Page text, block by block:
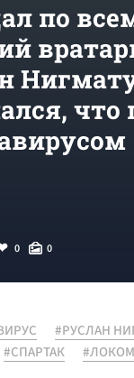
по
что
0 0
#РУСЛАН
#СПАРТАК